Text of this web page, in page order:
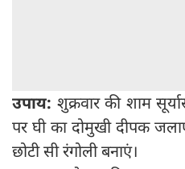
उपाय: शुक्रवार की शाम
पर घी का दोमुखी दीपक
छोटी सी रंगोली बनाएं।